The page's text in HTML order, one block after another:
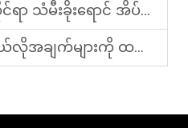
ောက်ခြေကို ရွေးချယ်ရန် အချိန်မှာ မည်သည့်အချိန်တွင် ဖြစ်ပါသနည်း။
းကို ထည့်သွင်းစဉ်းစားရမည်နည်း။